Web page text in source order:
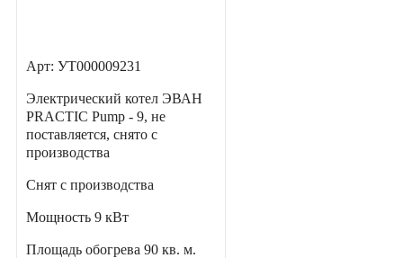
Арт: УТ000009231
Электрический котел ЭВАН
PRACTIC Pump - 9, не
поставляется, снято с
производства
Снят с производства
Мощность 9 кВт
Площадь обогрева 90 кв. м.